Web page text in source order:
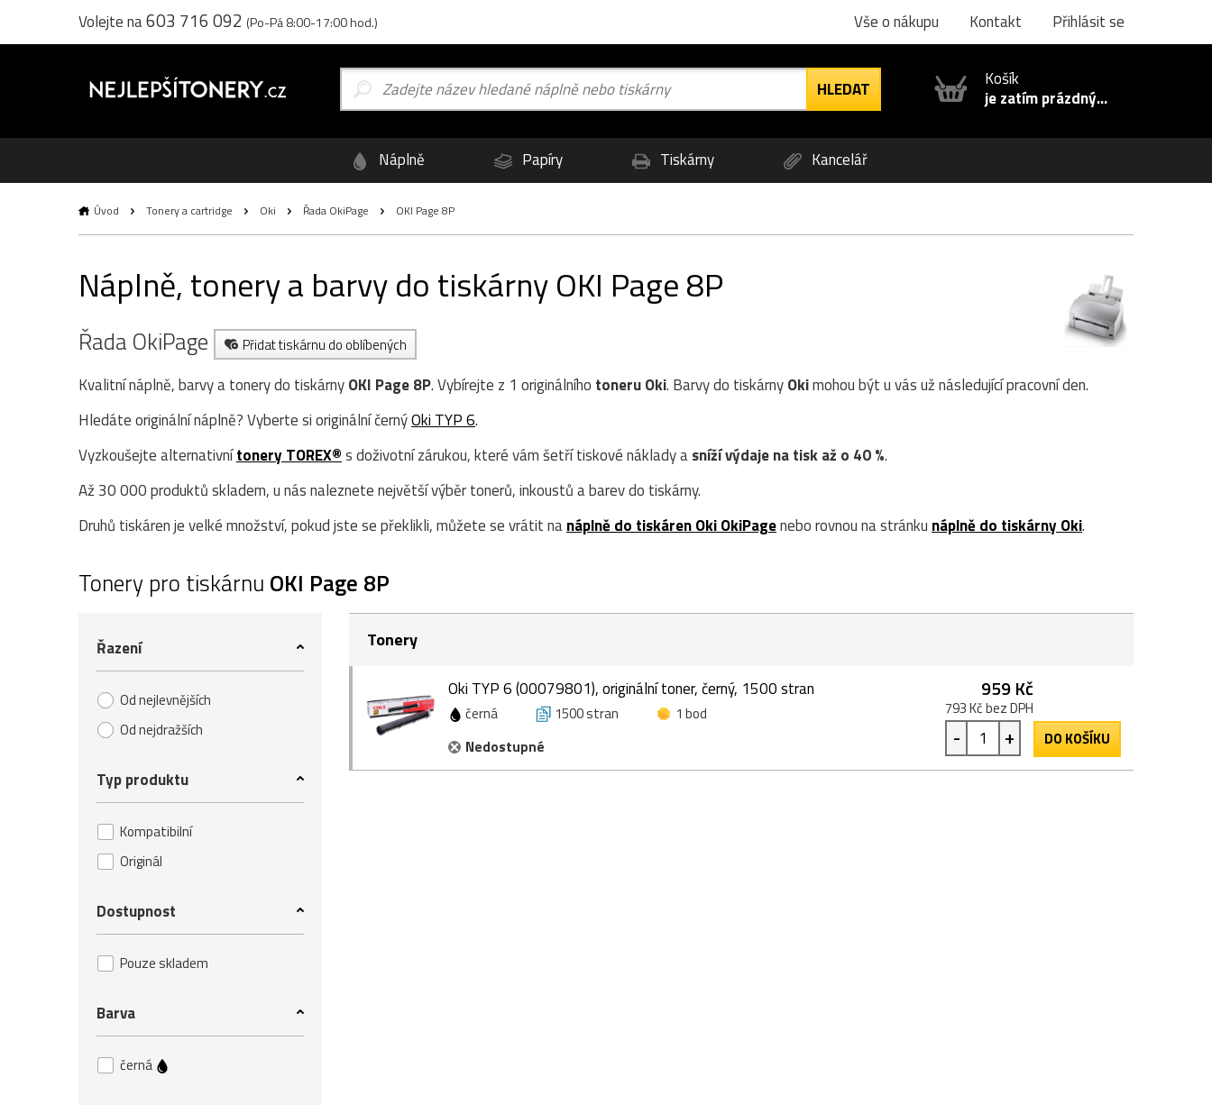
Volejte na603 716 092 (Po-Pá 8:00-17:00 hod.) Vše o nákupu Kontakt Přihlásit se
Košík
je zatím prázdný...
Náplně Papíry Tiskárny Kancelář
Úvod Tonery a cartridge Oki Řada OkiPage OKI Page 8P
Náplně, tonery a barvy do tiskárny OKI Page 8P
Řada OkiPage Přidat tiskárnu do oblíbených
Kvalitní náplně, barvy a tonery do tiskárnyOKI Page 8P. Vybírejte z 1 originálního toneruOki. Barvy do tiskárnyOkimohou být u vás už následující pracovní den.
Hledáte originální náplně? Vyberte si originální černýOki TYP 6.
Vyzkoušejte alternativnítonery TOREX®s doživotní zárukou, které vám šetří tiskové náklady asníží výdaje na tisk až o 40 %.
Až 30 000 produktů skladem, u nás naleznete největší výběr tonerů, inkoustů a barev do tiskárny.
Druhů tiskáren je velké množství, pokud jste se překlikli, můžete se vrátit nanáplně do tiskáren Oki OkiPagenebo rovnou na stránku náplně do tiskárny Oki.
Tonery pro tiskárnu OKI Page 8P
Řazení
Od nejlevnějších
Od nejdražších
Typ produktu
Kompatibilní
Originál
Dostupnost
Pouze skladem
Barva
černá
Tonery
Oki TYP 6 (00079801), originální toner, černý, 1500 stran
černá 1500 stran
1 bod
Nedostupné
959 Kč
793 Kč bez DPH
- + DO KOŠÍKU